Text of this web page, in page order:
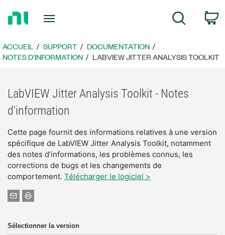
page
d’accueil
ACCUEIL SUPPORT
DOCUMENTATION
NOTES D'INFORMATION
LABVIEW JITTER ANALYSIS TOOLKIT
LabVIEW Jitter Analysis Toolkit - Notes
d'information
Cette page fournit des informations relatives à une version
spécifique de LabVIEW Jitter Analysis Toolkit, notamment
des notes d’informations, les problèmes connus, les
corrections de bugs et les changements de
comportement. Télécharger le logiciel >
Sélectionner la version